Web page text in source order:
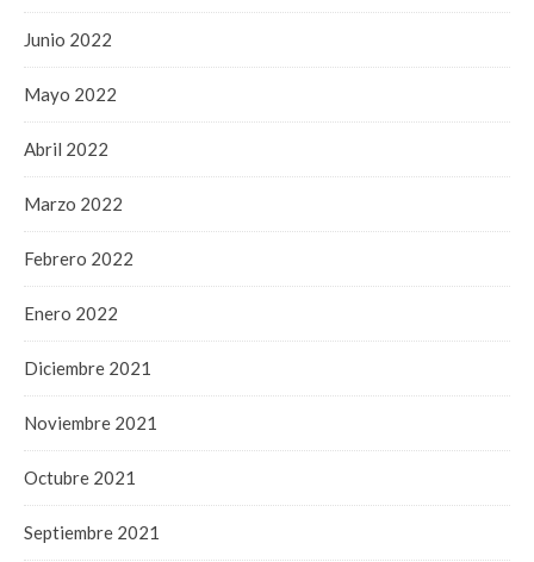
Junio 2022
Mayo 2022
Abril 2022
Marzo 2022
Febrero 2022
Enero 2022
Diciembre 2021
Noviembre 2021
Octubre 2021
Septiembre 2021